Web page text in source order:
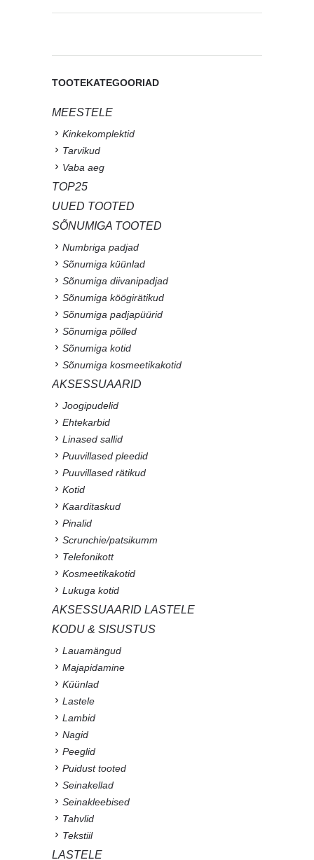
TOOTEKATEGOORIAD
MEESTELE
Kinkekomplektid
Tarvikud
Vaba aeg
TOP25
UUED TOOTED
SÕNUMIGA TOOTED
Numbriga padjad
Sõnumiga küünlad
Sõnumiga diivanipadjad
Sõnumiga köögirätikud
Sõnumiga padjapüürid
Sõnumiga põlled
Sõnumiga kotid
Sõnumiga kosmeetikakotid
AKSESSUAARID
Joogipudelid
Ehtekarbid
Linased sallid
Puuvillased pleedid
Puuvillased rätikud
Kotid
Kaarditaskud
Pinalid
Scrunchie/patsikumm
Telefonikott
Kosmeetikakotid
Lukuga kotid
AKSESSUAARID LASTELE
KODU & SISUSTUS
Lauamängud
Majapidamine
Küünlad
Lastele
Lambid
Nagid
Peeglid
Puidust tooted
Seinakellad
Seinakleebised
Tahvlid
Tekstiil
LASTELE